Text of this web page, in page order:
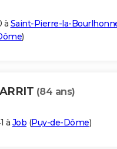
à Saint-Pierre-la-
)
(84 ans)
à Job (Puy-de-Dôme)